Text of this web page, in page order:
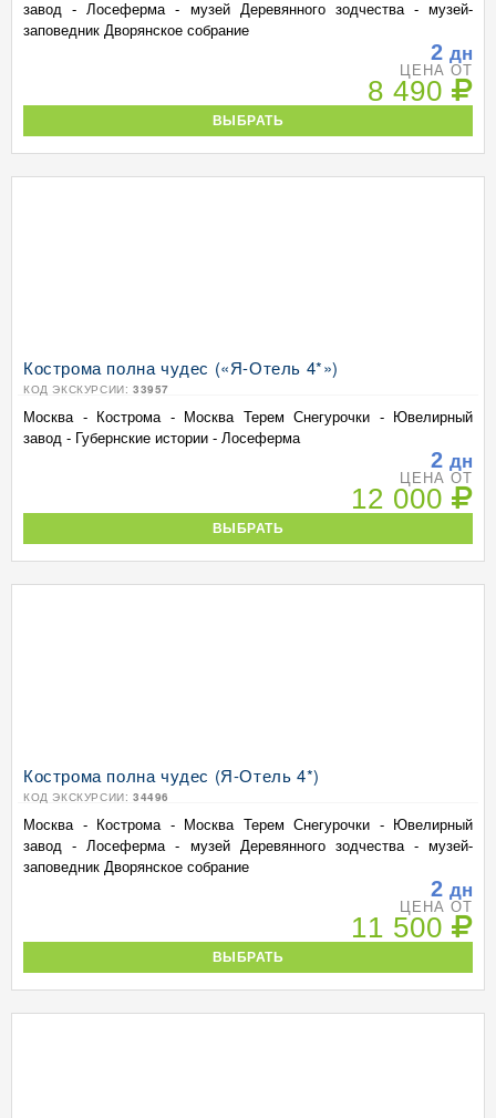
завод - Лосеферма - музей Деревянного зодчества - музей-
заповедник Дворянское собрание
2 дн
ЦЕНА ОТ
8 490
ВЫБРАТЬ
Кострома полна чудес («Я-Отель 4*»)
КОД ЭКСКУРСИИ: 33957
Москва - Кострома - Москва Терем Снегурочки - Ювелирный
завод - Губернские истории - Лосеферма
2 дн
ЦЕНА ОТ
12 000
ВЫБРАТЬ
Кострома полна чудес (Я-Отель 4*)
КОД ЭКСКУРСИИ: 34496
Москва - Кострома - Москва Терем Снегурочки - Ювелирный
завод - Лосеферма - музей Деревянного зодчества - музей-
заповедник Дворянское собрание
2 дн
ЦЕНА ОТ
11 500
ВЫБРАТЬ